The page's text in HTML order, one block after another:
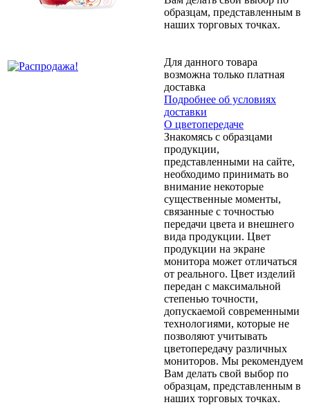
образцам, представленным в
наших торговых точках.
Для данного товара
возможна только платная
доставка
Подробнее об условиях
доставки
О цветопередаче
Знакомясь с образцами
продукции,
представленными на сайте,
необходимо принимать во
внимание некоторые
существенные моменты,
связанные с точностью
передачи цвета и внешнего
вида продукции. Цвет
продукции на экране
монитора может отличаться
от реального. Цвет изделий
передан с максимальной
степенью точности,
допускаемой современными
технологиями, которые не
позволяют учитывать
цветопередачу различных
мониторов. Мы рекомендуем
Вам делать свой выбор по
образцам, представленным в
наших торговых точках.